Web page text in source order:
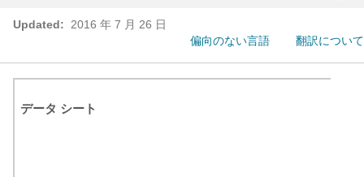
Updated:
2016 年 7 月 26 日
偏向のない言語
翻訳について
データ シート